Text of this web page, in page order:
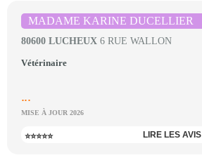
MADAME KARINE DUCELLIER
80600 LUCHEUX 6 RUE WALLON
Vétérinaire
...
MISE À JOUR 2026
⭐⭐⭐⭐⭐ LIRE LES AVIS